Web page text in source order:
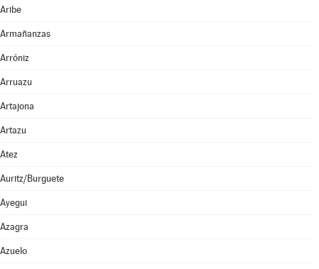
Aribe
Armañanzas
Arróniz
Arruazu
Artajona
Artazu
Atez
Auritz/Burguete
Ayegui
Azagra
Azuelo